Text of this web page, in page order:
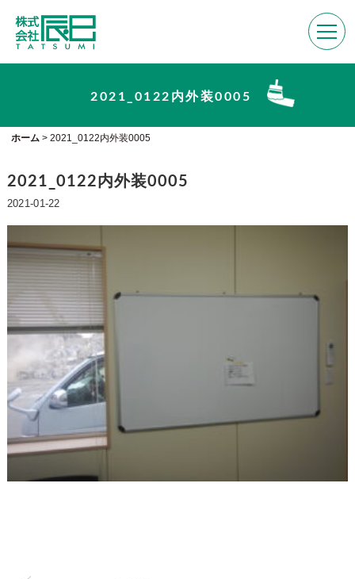
2021_0122内外装0005
ホーム> 2021_0122内外装0005
2021_0122内外装0005
2021-01-22